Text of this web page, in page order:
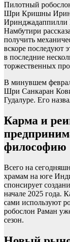
Пилотный
Шри Кришны
Иринджадаппилли
Намбутири
получить
вскоре последуют
в последние
торжественных
В минувшем
Шри Санкаран
Гудалуре. Его
Карма и
философию
Всего на
храмам на юге
спонсирует
начале 2025 года.
сами используют
робослон Раман
сезон.